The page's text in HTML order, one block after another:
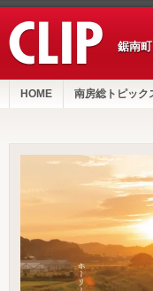
鋸南
HOME 南房総トピック